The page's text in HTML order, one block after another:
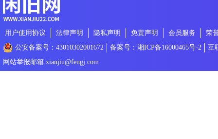
用户使用协议 法律声明 隐私声明 免责声明 会员服务
荣
公安备案号：43010302001672
备案号：湘ICP备16000465号-2
互
网站举报邮箱:xianjiu@fengj.com